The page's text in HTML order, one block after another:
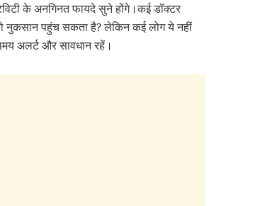
के अनगिनत फायदे सुने होंगे।कई डॉक्टर
नुकसान पहुंच सकता है? लेकिन कई लोग ये नहीं
अलर्ट और सावधान रहें।